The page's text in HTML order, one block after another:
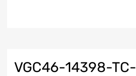
VGC46-14398-TC-